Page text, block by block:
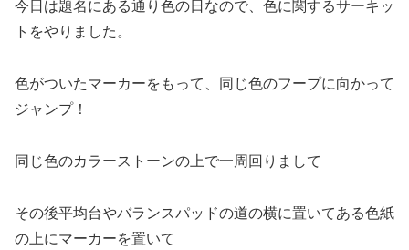
今日は題名にある通り色の日なので、色に関するサーキッ
トをやりました。
色がついたマーカーをもって、同じ色のフープに向かって
ジャンプ！
同じ色のカラーストーンの上で一周回りまして
その後平均台やバランスパッドの道の横に置いてある色紙
の上にマーカーを置いて